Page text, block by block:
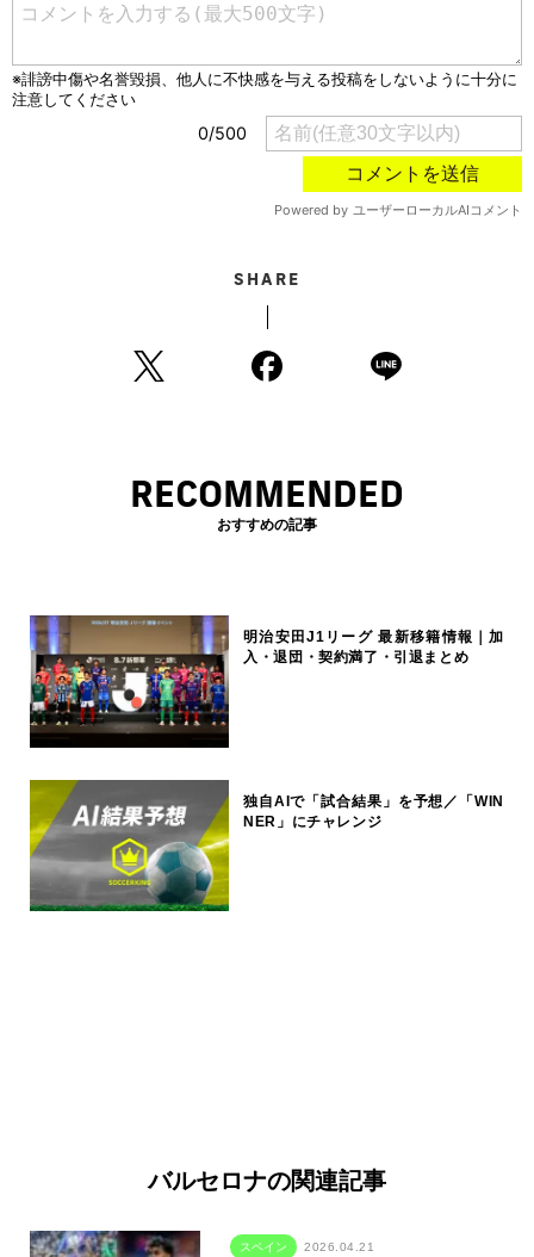
SHARE
RECOMMENDED
おすすめの記事
明治安田J1リーグ 最新移籍情報｜加
入・退団・契約満了・引退まとめ
独自AIで「試合結果」を予想／「WIN
NER」にチャレンジ
バルセロナの関連記事
スペイン 2026.04.21